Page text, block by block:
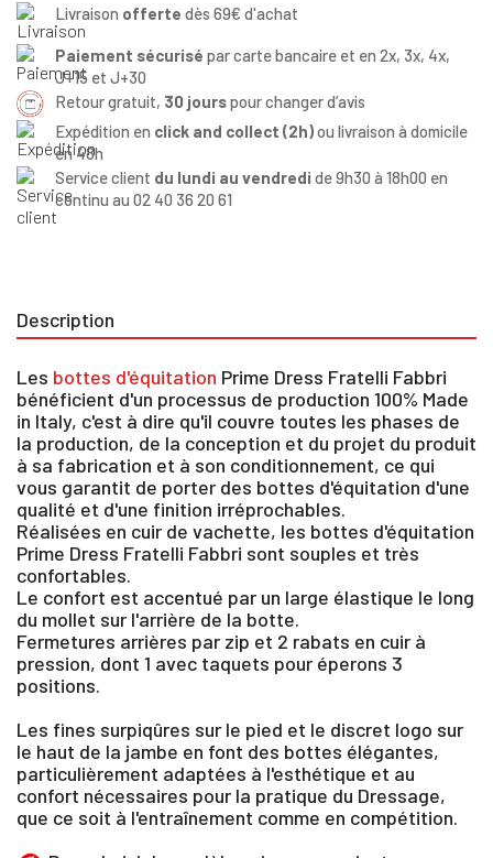
Livraison offerte dès 69€ d'achat
Paiement sécurisé par carte bancaire et en 2x, 3x, 4x,
J+15 et J+30
Retour gratuit, 30 jourspour changer d’avis
Expédition en click and collect (2h)ou livraison à domicile
en 48h
Service client du lundi au vendredi de 9h30 à 18h00 en
continu au 02 40 36 20 61
Description
Les bottes d'équitation Prime Dress Fratelli Fabbri
bénéficient d'un processus de production 100% Made
in ltaly, c'est à dire qu'il couvre toutes les phases de
la production, de la conception et du projet du produit
à sa fabrication et à son conditionnement, ce qui
vous garantit de porter des bottes d'équitation d'une
qualité et d'une finition irréprochables.
Réalisées en cuir de vachette, les bottes d'équitation
Prime Dress Fratelli Fabbri sont souples et très
confortables.
Le confort est accentué par un large élastique le long
du mollet sur l'arrière de la botte.
Fermetures arrières par zip et 2 rabats en cuir à
pression, dont 1 avec taquets pour éperons 3
positions.
Les fines surpiqûres sur le pied et le discret logo sur
le haut de la jambe en font des bottes élégantes,
particulièrement adaptées à l'esthétique et au
confort nécessaires pour la pratique du Dressage,
que ce soit à l'entraînement comme en compétition.
×
Vous devez être connecté pour enregistrer des
produits dans votre liste d'envie
SE